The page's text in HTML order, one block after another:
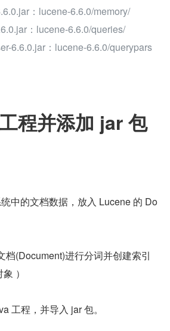
：lucene-6.6.0/memory/
：lucene-6.6.0/queries/
6.6.0.jar：lucene-6.6.0/querypars
程并添加 jar 包
中的文档数据，放入 Lucene 的 Do
档(Document)进行分词并创建索引
）
工程，并导入 jar 包。